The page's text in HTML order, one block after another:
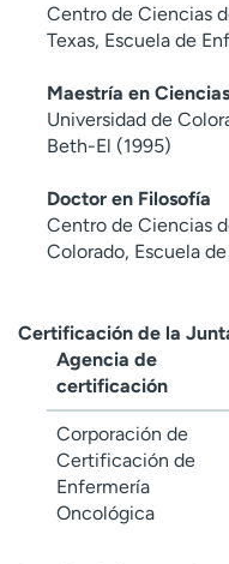
Centro de Ciencias
Texas, Escuela de
Maestría en
Universidad de
Beth-El (1995)
Doctor en Filosofía
Centro de Ciencias
Colorado, Escuela
Certificación de la
Agencia de
certificación
Corporación de
Certificación de
Enfermería
Oncológica